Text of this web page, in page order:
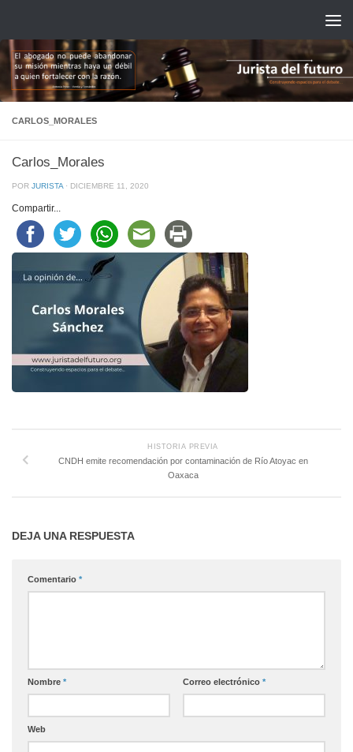
CARLOS_MORALES
Carlos_Morales
POR JURISTA · DICIEMBRE 11, 2020
Compartir...
HISTORIA PREVIA
CNDH emite recomendación por contaminación de Río Atoyac en
Oaxaca
DEJA UNA RESPUESTA
Comentario *
Nombre * Correo electrónico *
Web